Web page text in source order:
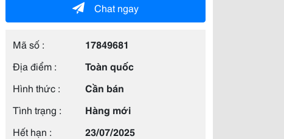
Chat ngay
Mã số :
17849681
Địa điểm :
Toàn quốc
Hình thức :
Cần bán
Tình trạng :
Hàng mới
Hết hạn :
23/07/2025